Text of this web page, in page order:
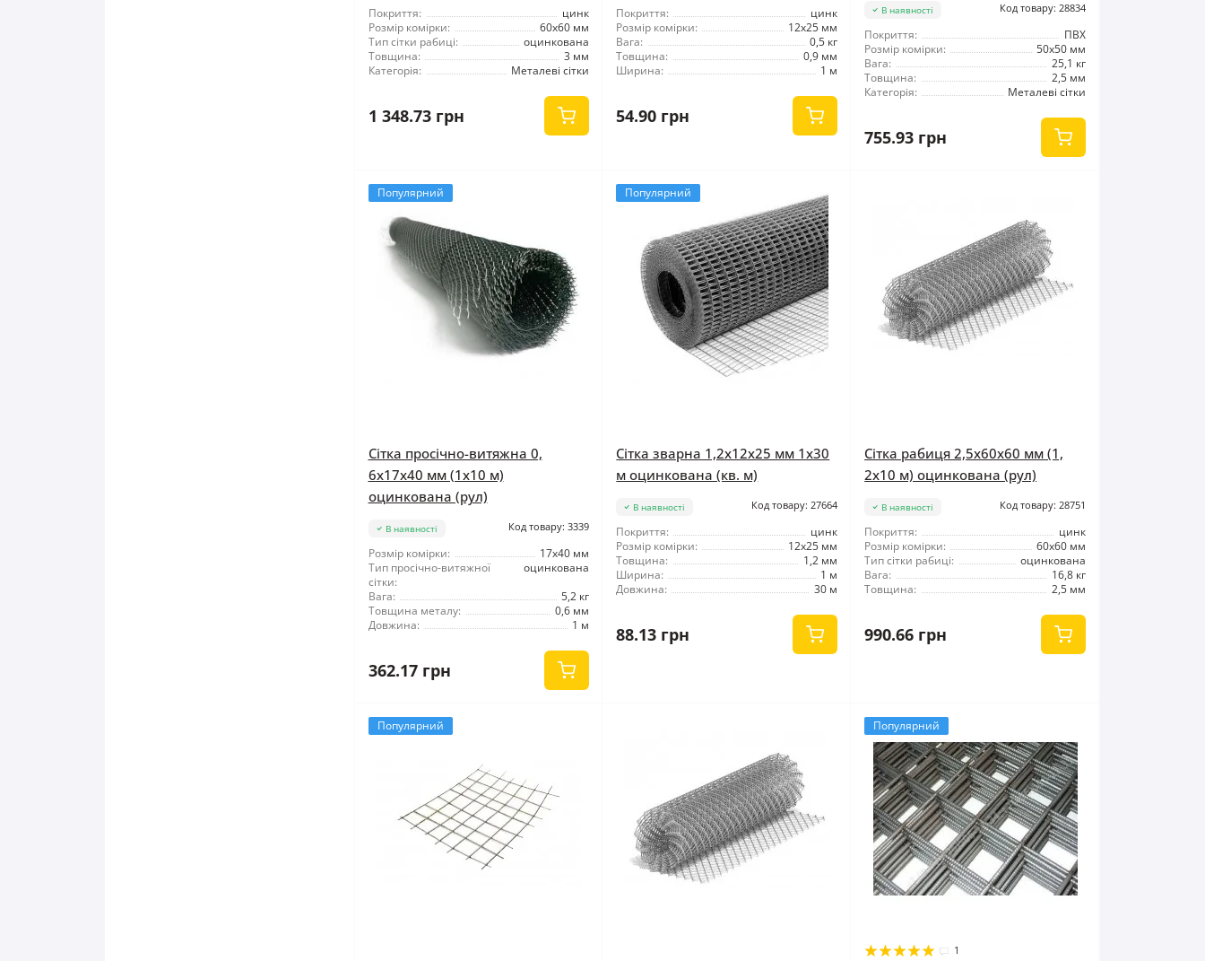
Покриття:
цинк
Розмір комірки:
60x60 мм
Тип сітки рабиці:
оцинкована
Товщина:
3 мм
Категорія:
Металеві сітки
1 348.73 грн
Покриття:
цинк
Розмір комірки:
12x25 мм
Вага:
0,5 кг
Товщина:
0,9 мм
Ширина:
1 м
54.90 грн
В наявності Код товару: 28834
Покриття:
ПВХ
Розмір комірки:
50x50 мм
Вага:
25,1 кг
Товщина:
2,5 мм
Категорія:
Металеві сітки
755.93 грн
Популярний
Сітка просічно-витяжна 0,
6x17x40 мм (1x10 м)
оцинкована (рул)
В наявності Код товару: 3339
Розмір комірки:
17x40 мм
Тип просічно-витяжної
сітки:
оцинкована
Вага:
5,2 кг
Товщина металу:
0,6 мм
Довжина:
1 м
362.17 грн
Популярний
Сітка зварна 1,2x12x25 мм 1x30
м оцинкована (кв. м)
В наявності Код товару: 27664
Покриття:
цинк
Розмір комірки:
12x25 мм
Товщина:
1,2 мм
Ширина:
1 м
Довжина:
30 м
88.13 грн
Сітка рабиця 2,5x60x60 мм (1,
2x10 м) оцинкована (рул)
В наявності Код товару: 28751
Покриття:
цинк
Розмір комірки:
60x60 мм
Тип сітки рабиці:
оцинкована
Вага:
16,8 кг
Товщина:
2,5 мм
990.66 грн
Популярний Популярний
1